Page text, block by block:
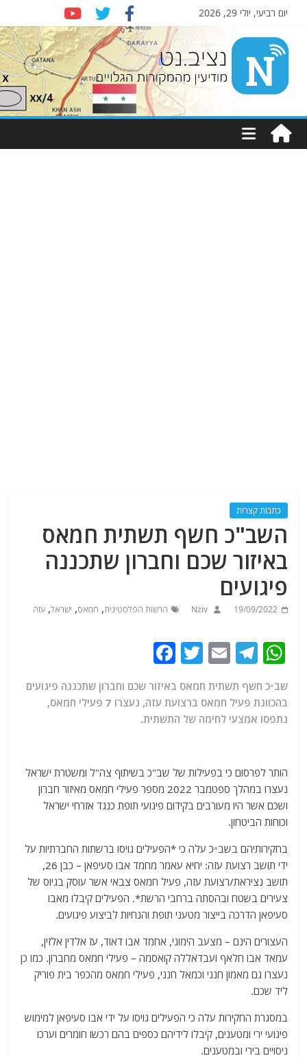
יום רביעי, יולי 29, 2026
Nziv.net
מודיעין
מהמקורות
כתבות קצרות
השב"כ חשף תשתית חמאס
באיזור שכם וחברון שתכננה
פיגועים
19/09/2022
Nziv הרשות הפלסטינית, חמאס, ישראל,עזה
W
at
s
p
p
T
e
g
m
E
ai
l
T
itt
er
c
e
o
o
k
שב״כ חשף תשתית חמאס באיזור שכם וחברון שתכננה פיגועים
בהכוונת פעיל חמאס ברצועת עזה, נעצרו 7 פעילי חמאס,
נתפסו אמצעי לחימה של התשתית.
הותר לפרסום כי בפעילות של שב"כ בשיתוף צה"ל ומשטרת ישראל
נעצרו במהלך ספטמבר 2022 מספר פעילי חמאס מאיזור חברון
ושכם אשר היו מעורבים בקידום פיגועי תופת כנגד אזרחי ישראל
וכוחות הביטחון.
בחקירותיהם בשב״כ עלה כי *הפעילים גויסו ברשתות החברתיות על
ידי תושב רצועת עזה: יחיא עאמר מחמד אבו סעיפאן – כבן 26,
תושב נציראת/רצועת עזה, פעיל חמאס צבאי אשר עוסק בגיוס של
צעירים בשטח ובהסתה ברחבי הרשת*. הפעילים קיבלו מאבו
סעיפאן הדרכה בייצור מטעני תופת והנחיות לביצוע פיגועים.
העצורים הינם – מצעב הימוני, אחמד אבו דאוד, עז אלדין אלזין,
עמאד אבו חלאף ועבדאללה קואסמה – פעילי חמאס מחברון. כמו כן
נעצרו גם מאמון חנני וכמאל חנני, פעילי חמאס מהכפר בית פוריק
ליד שכם.
במסגרת החקירות עלה כי הפעילים גויסו על ידי אבו סעיפאן למימוש
פיגועי ירי ומטענים, קיבלו לידיהם כספים בהם רכשו חומרים וערכו
ניסויים בירי ובמטענים.